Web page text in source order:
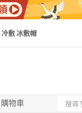
敷 冰敷帽
購物車